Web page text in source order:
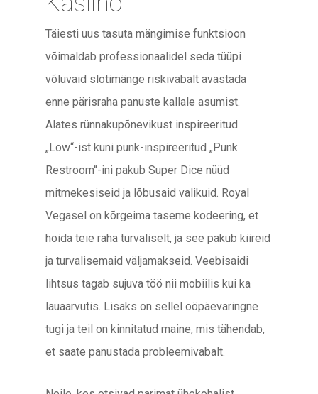
Täiesti uus tasuta mängimise funktsioon
võimaldab professionaalidel seda tüüpi
võluvaid slotimänge riskivabalt avastada
enne pärisraha panuste kallale asumist.
Alates rünnakupõnevikust inspireeritud
„Low“-ist kuni punk-inspireeritud „Punk
Restroom“-ini pakub Super Dice nüüd
mitmekesiseid ja lõbusaid valikuid. Royal
Vegasel on kõrgeima taseme kodeering, et
hoida teie raha turvaliselt, ja see pakub kiireid
ja turvalisemaid väljamakseid. Veebisaidi
lihtsus tagab sujuva töö nii mobiilis kui ka
lauaarvutis. Lisaks on sellel ööpäevaringne
tugi ja teil on kinnitatud maine, mis tähendab,
et saate panustada probleemivabalt.